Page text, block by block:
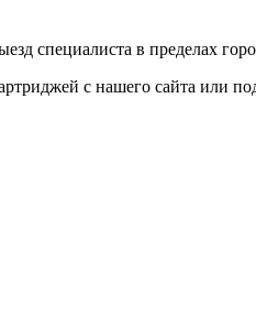
специалиста в пределах
с нашего сайта или